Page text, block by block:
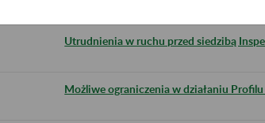
Utrudnienia w ruchu przed siedzibą
Możliwe ograniczenia w działaniu